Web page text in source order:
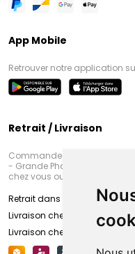
App Mobile
Retrouver notre application
Retrait / Livraison
Commandez en ligne et
- Grande Pharmacie
chez vous ou en point retrait
Retrait dans la pharmacie
Livraison chez vous
Livraison chez votre